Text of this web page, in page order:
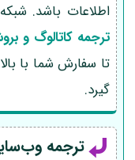
اطلاعات باشد.
ترجمه کاتالوگ و
تا سفارش شما با
گیرد.
ترجمه